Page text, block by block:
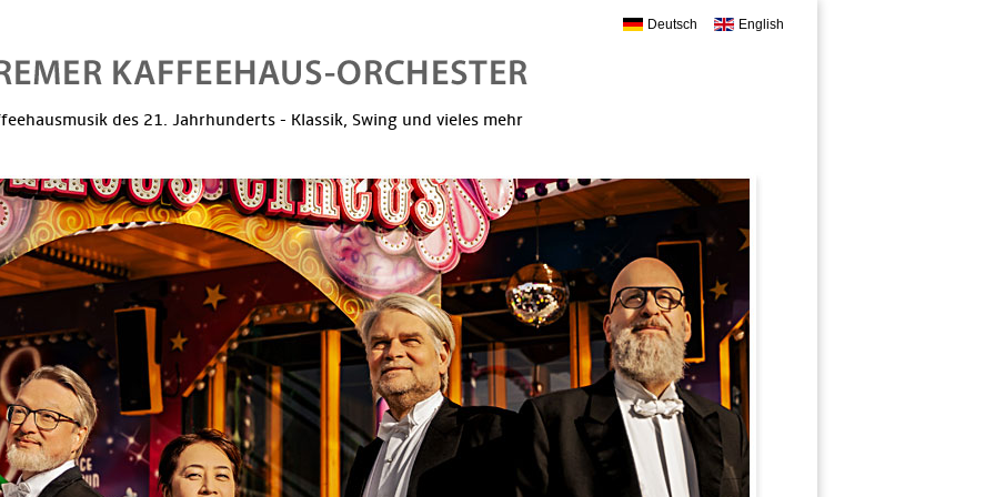
Deutsch English
des 21. Jahrhunderts - Klassik, Swing und vieles mehr